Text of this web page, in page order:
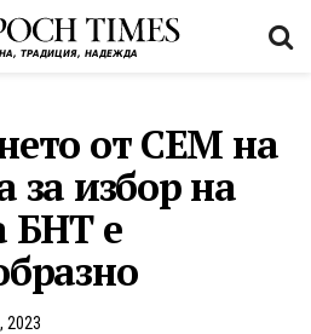
от СЕМ на
за избор на
БНТ е
2023